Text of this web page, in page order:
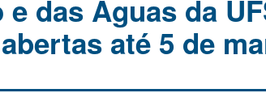
das Águas da
até 5 de